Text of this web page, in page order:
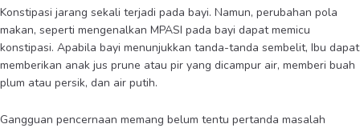
Konstipasi jarang sekali terjadi pada bayi. Namun, perubahan pola
makan, seperti mengenalkan MPASI pada bayi dapat memicu
konstipasi. Apabila bayi menunjukkan tanda-tanda sembelit, Ibu dapat
memberikan anak jus prune atau pir yang dicampur air, memberi buah
plum atau persik, dan air putih.
Gangguan pencernaan memang belum tentu pertanda masalah